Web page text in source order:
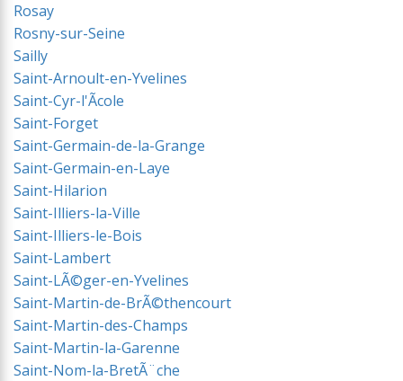
Rosay
Rosny-sur-Seine
Sailly
Saint-Arnoult-en-Yvelines
Saint-Cyr-l'Ãcole
Saint-Forget
Saint-Germain-de-la-Grange
Saint-Germain-en-Laye
Saint-Hilarion
Saint-Illiers-la-Ville
Saint-Illiers-le-Bois
Saint-Lambert
Saint-LÃ©ger-en-Yvelines
Saint-Martin-de-BrÃ©thencourt
Saint-Martin-des-Champs
Saint-Martin-la-Garenne
Saint-Nom-la-BretÃ¨che